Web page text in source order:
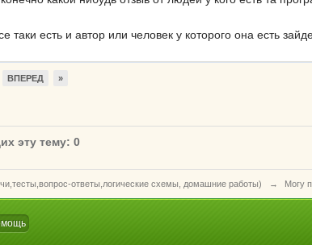
таки есть и автор или человек у которого она есть
ВПЕРЕД »
эту тему: 0
ответы,логические схемы, домашние работы) → Могу